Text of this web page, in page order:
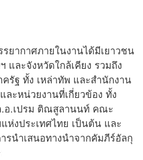
รยากาศภายในงานได้มีเยาวชน
และจังหวัดใกล้เคียง รวมถึง
รัฐ ทั้ง เหล่าทัพ และสำนักงาน
ละหน่วยงานที่เกี่ยวข้อง ทั้ง
อ.เปรม ติณสูลานนท์ คณะ
ห่งประเทศไทย เป็นต้น และ
รนำเสนอทางนำจากคัมภีร์อัลกุ